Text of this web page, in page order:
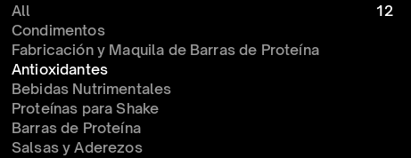
All
12
Condimentos
Fabricación y Maquila de Barras de Proteína
Antioxidantes
Bebidas Nutrimentales
Proteínas para Shake
Barras de Proteína
Salsas y Aderezos